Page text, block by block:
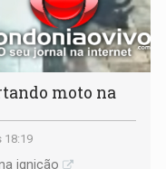
moto na
18:19
ignição